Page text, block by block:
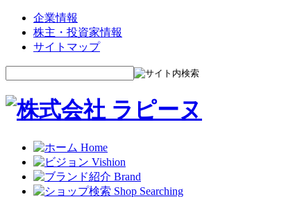
企業情報
株主・投資家情報
サイトマップ